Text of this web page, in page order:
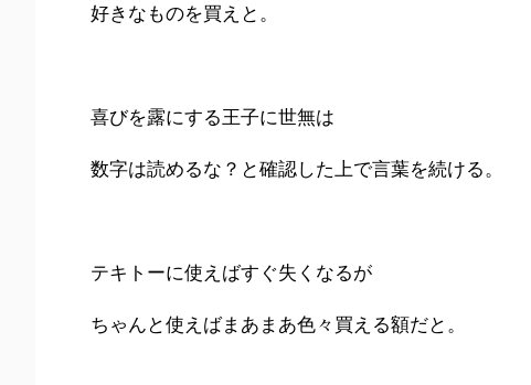
好きなものを買えと。
喜びを露にする王子に世無は
数字は読めるな？と確認した上で言葉を続ける。
テキトーに使えばすぐ失くなるが
ちゃんと使えばまあまあ色々買える額だと。